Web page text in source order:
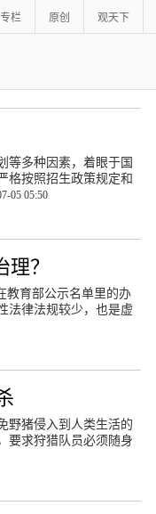
专栏 原创 观天下
等多种因素，着眼于国
格按照招生政策规定和
05 05:50
？
教育部公示名单里的办
法律法规较少，也是虚
野猪侵入到人类生活的
要求狩猎队员必须随身